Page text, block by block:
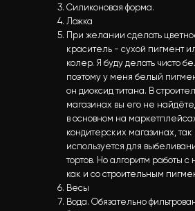
Силиконовая форма.
Ложка
При желании сделать
краситель - сухой пигмент
колер. Я буду делать чисто
поэтому у меня белый
он диоксид титана. В
магазинах вы его не
в основном на
кондитерских магазинах, так
используется для
тортов. Но алгоритм работы с
как и со строительным
Весы
Вода. Обязательно